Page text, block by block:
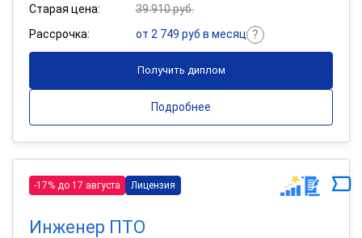
Старая цена:
39 910 руб.
Рассрочка:
от 2 749 руб в месяц
Получить диплом
Подробнее
-17% до 17 августа Лицензия
Инженер ПТО